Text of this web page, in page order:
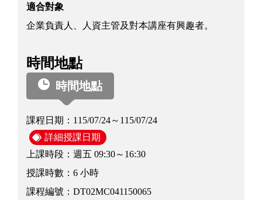
適合對象
企業負責人、人資主管及對本講座有興趣者。
時間地點
時間地點
課程日期： 115/07/24～115/07/24
詳細授課日期
上課時段： 週五 09:30～16:30
授課時數： 6 小時
課程編號： DT02MC041150065